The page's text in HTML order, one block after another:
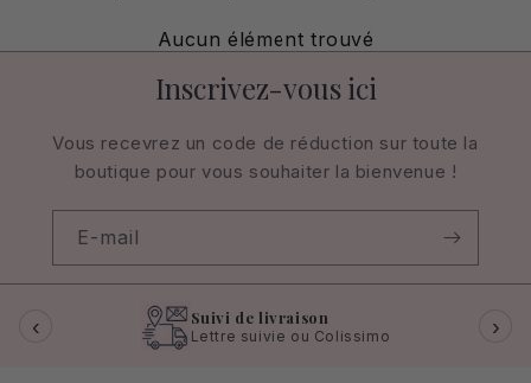
Aucun élément trouvé
Inscrivez-vous ici
Vous recevrez un code de réduction sur toute la
boutique pour vous souhaiter la bienvenue !
E-mail
‹ Suivi de livraison
Lettre suivie ou Colissimo ›